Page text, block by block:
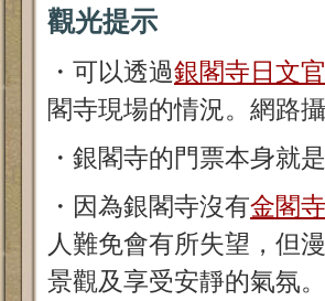
觀光提示
・可以透過銀閣寺日文
閣寺現場的情況。網路
・銀閣寺的門票本身就
・因為銀閣寺沒有金閣寺
人難免會有所失望，但
景觀及享受安靜的氣氛